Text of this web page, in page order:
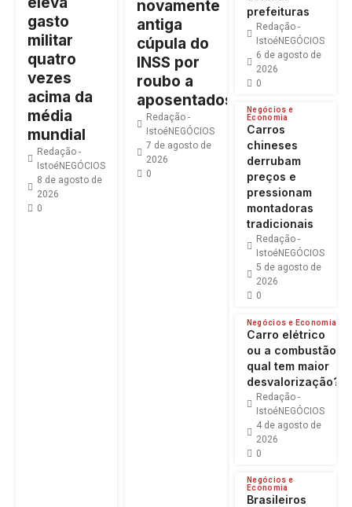
gasto
militar
quatro
vezes
acima da
média
mundial
Redação -
IstoéNEGÓCIOS
8 de agosto de
2026
0
novamente
antiga
cúpula do
INSS por
roubo a
aposentados
Redação -
IstoéNEGÓCIOS
7 de agosto de
2026
0
prefeituras
Redação -
IstoéNEGÓCIOS
6 de agosto de
2026
0
Negócios e
Economia
Carros
chineses
derrubam
preços e
pressionam
montadoras
tradicionais
Redação -
IstoéNEGÓCIOS
5 de agosto de
2026
0
Negócios e Economia
Carro elétrico
ou a combustão:
qual tem maior
desvalorização?
Redação -
IstoéNEGÓCIOS
4 de agosto de
2026
0
Negócios e
Economia
Brasileiros